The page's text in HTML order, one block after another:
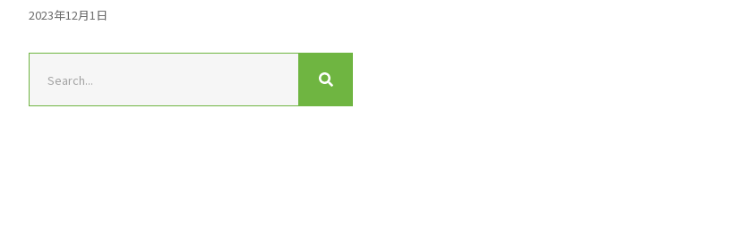
2023年12月1日